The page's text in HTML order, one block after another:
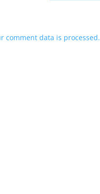
comment data is processed.